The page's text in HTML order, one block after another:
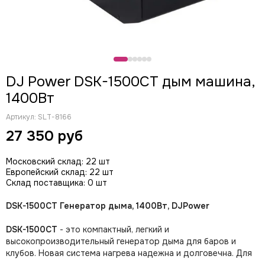
DJ POWER
Fine ART
Elation
ETC
EXE TECHNOLOGY (LITEC)
Global Effects
High End Systems
I LIGHTING
INVOLIGHT
JB LIGHTING
DJ Power DSK-1500CT дым машина,
1400Вт
Артикул: SLT-8166
27 350 руб
Московский склад: 22 шт
Европейский склад: 22 шт
Склад поставщика: 0 шт
DSK-1500CT Генератор дыма, 1400Вт, DJPower
DSK-1500CT - это компактный, легкий и
высокопроизводительный генератор дыма для баров и
клубов. Новая система нагрева надежна и долговечна. Для